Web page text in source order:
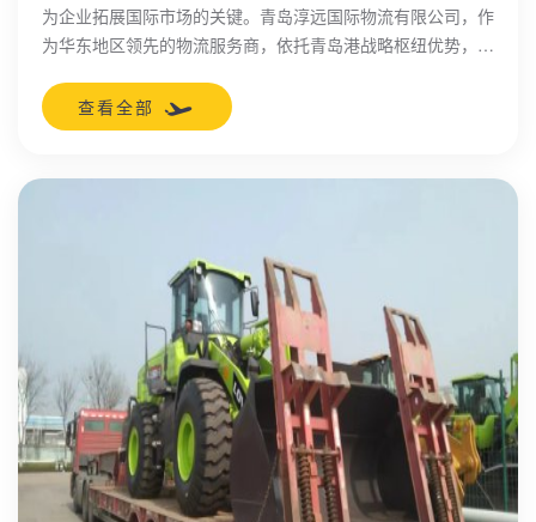
为企业拓展国际市场的关键。青岛淳远国际物流有限公司，作
为华东地区领先的物流服务商，依托青岛港战略枢纽优势，深
解决方案。
查看全部